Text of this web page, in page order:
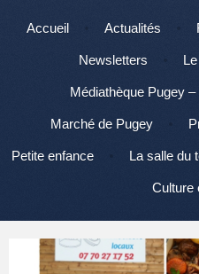
Menu
Aller au contenu
Accueil Actualités
Newsletters
Médiathèque Pugey –
Marché de Pugey
Petite enfance La salle du
Culture